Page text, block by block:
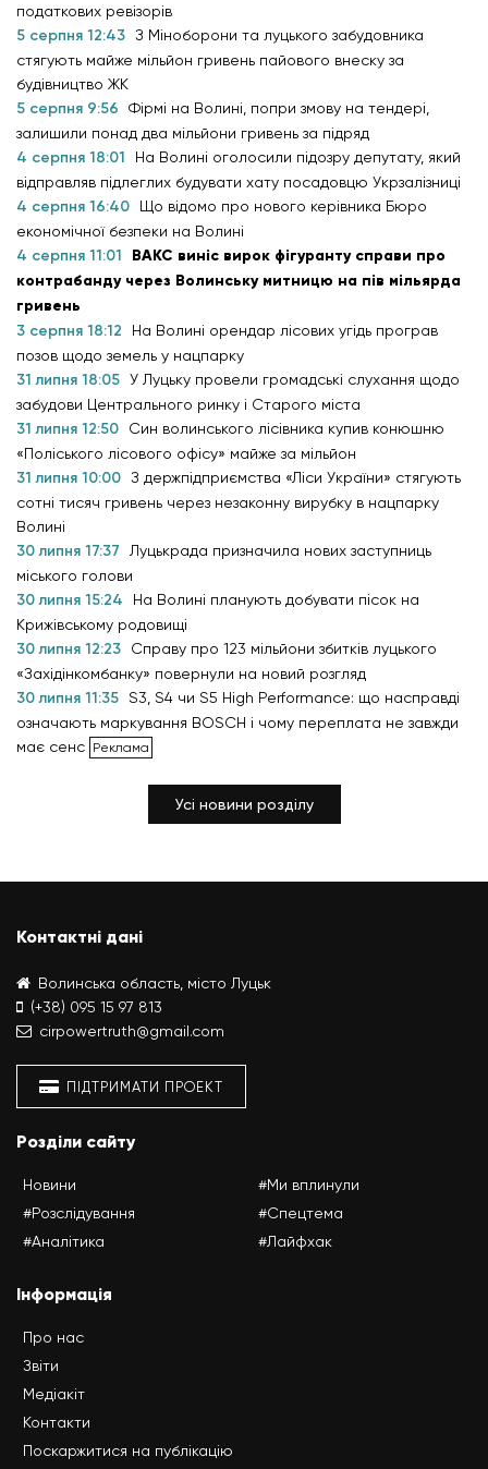
податкових ревізорів
5 серпня 12:43 З Міноборони та луцького забудовника
стягують майже мільйон гривень пайового внеску за
будівництво ЖК
5 серпня 9:56
Фірмі на Волині, попри змову на тендері,
залишили понад два мільйони гривень за підряд
4 серпня 18:01
На Волині оголосили підозру депутату, який
відправляв підлеглих будувати хату посадовцю Укрзалізниці
4 серпня 16:40
Що відомо про нового керівника Бюро
економічної безпеки на Волині
4 серпня 11:01
ВАКС виніс вирок фігуранту справи про
контрабанду через Волинську митницю на пів мільярда
гривень
3 серпня 18:12
На Волині орендар лісових угідь програв
позов щодо земель у нацпарку
31 липня 18:05 У Луцьку провели громадські слухання щодо
забудови Центрального ринку і Старого міста
31 липня 12:50
Син волинського лісівника купив конюшню
«Поліського лісового офісу» майже за мільйон
31 липня 10:00 З держпідприємства «Ліси України» стягують
сотні тисяч гривень через незаконну вирубку в нацпарку
Волині
30 липня 17:37
Луцькрада призначила нових заступниць
міського голови
30 липня 15:24
На Волині планують добувати пісок на
Крижівському родовищі
30 липня 12:23
Справу про 123 мільйони збитків луцького
«Західінкомбанку» повернули на новий розгляд
30 липня 11:35 S3, S4 чи S5 High Performance: що насправді
означають маркування BOSCH і чому переплата не завжди
має сенс
Усі новини розділу
Контактні дані
Волинська область, місто Луцьк
(+38) 095 15 97 813
cirpowertruth@gmail.com
ПІДТРИМАТИ ПРОЕКТ
Розділи сайту
Новини
#Розслідування
#Аналітика
#Ми вплинули
#Спецтема
#Лайфхак
Інформація
Про нас
Звіти
Медіакіт
Контакти
Поскаржитися на публікацію